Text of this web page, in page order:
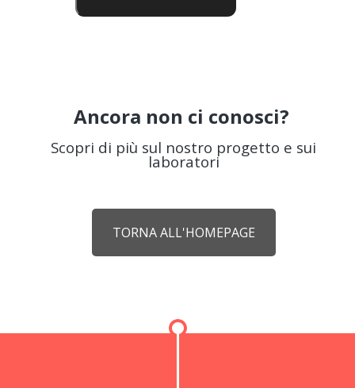
Ancora non ci conosci?
Scopri di più sul nostro progetto e sui
laboratori
TORNA ALL'HOMEPAGE